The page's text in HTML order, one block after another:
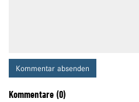
Kommentar absenden
Kommentare (0)